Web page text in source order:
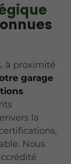
à proximité
garage
la
Nous